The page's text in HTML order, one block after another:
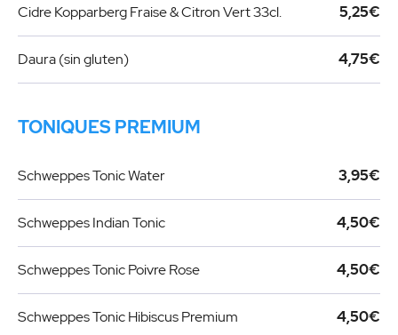
Cidre Kopparberg Fraise & Citron Vert 33cl. 5,25€
Daura (sin gluten) 4,75€
TONIQUES PREMIUM
Schweppes Tonic Water 3,95€
Schweppes Indian Tonic 4,50€
Schweppes Tonic Poivre Rose 4,50€
Schweppes Tonic Hibiscus Premium 4,50€